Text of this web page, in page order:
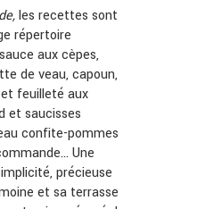
les recettes sont
répertoire
aux cèpes,
de veau, capoun,
feuilleté aux
et saucisses
confite-pommes
Une
précieuse
et sa terrasse